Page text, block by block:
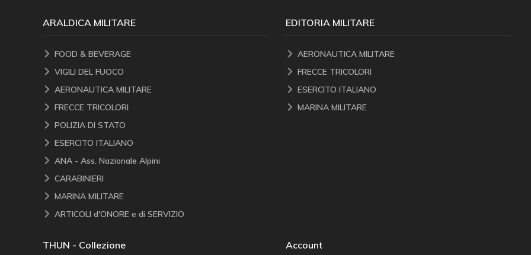
ARALDICA MILITARE
FOOD & BEVERAGE
VIGILI DEL FUOCO
AERONAUTICA MILITARE
FRECCE TRICOLORI
POLIZIA DI STATO
ESERCITO ITALIANO
ANA - Ass. Nazionale Alpini
CARABINIERI
MARINA MILITARE
ARTICOLI d'ONORE e di SERVIZIO
EDITORIA MILITARE
AERONAUTICA MILITARE
FRECCE TRICOLORI
ESERCITO ITALIANO
MARINA MILITARE
THUN - Collezione Account